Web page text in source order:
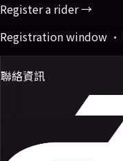
Register a rider →
Registration window ·
聯絡資訊